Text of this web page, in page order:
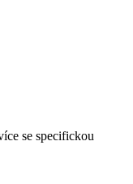
se specifickou